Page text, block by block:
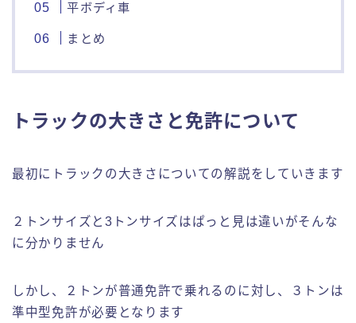
平ボディ車
まとめ
トラックの大きさと免許について
最初にトラックの大きさについての解説をしていきます
２トンサイズと3トンサイズはぱっと見は違いがそんな
に分かりません
しかし、２トンが普通免許で乗れるのに対し、３トンは
準中型免許が必要となります